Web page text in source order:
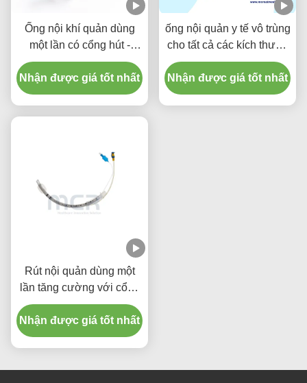
Ống nội khí quản dùng
một lần có cổng hút -
PVC trong suốt không
DEHP, bảo hành chất
lượng năm năm
Nhận được giá tốt nhất
ống nội quản y tế vô trùng
cho tất cả các kích thước
với CE ISO
Nhận được giá tốt nhất
Rút nội quản dùng một
lần tăng cường với cổng
hút Micro Thin PU cuffed
Nhận được giá tốt nhất